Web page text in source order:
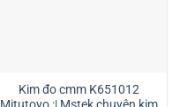
Kim đo cmm K651012